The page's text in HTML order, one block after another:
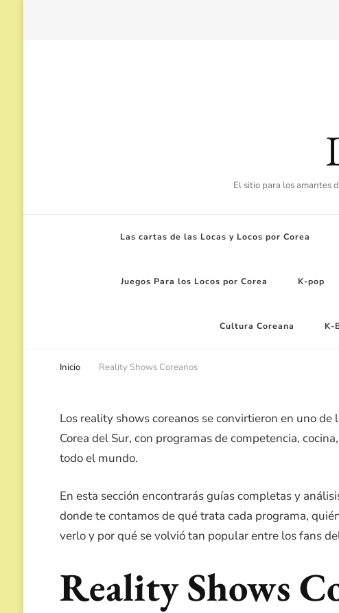
El sitio para los amantes
Las cartas de las Locas y Locos por Corea
Juegos Para los Locos por Corea K-pop
Cultura Coreana K-
Inicio Reality Shows Coreanos
Los reality shows coreanos se convirtieron en uno
Corea del Sur, con programas de competencia,
todo el mundo.
En esta sección encontrarás guías completas y
donde te contamos de qué trata cada programa,
verlo y por qué se volvió tan popular entre los fans
Reality Shows